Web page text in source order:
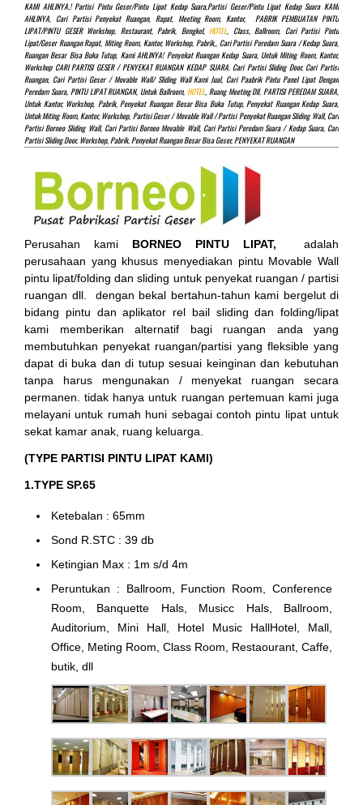
KAMI AHLINYA.! Partisi Pintu Geser/pintu Lipat Kedap Suara,partisi Geser/pintu Lipat Kedap Suara KAMI
AHLINYA, Cari Partisi Penyekat Ruangan, Rapat, Meeting Room, Kantor, PABRIK PEMBUATAN PINTU
LIPAT/PINTU GESER Workshop, Restaurant, Pabrik, Bengkel,HOTEL, Class, Ballroom, Cari Partisi Pintu
Lipat/Geser Ruangan Rapat, Miting Room, Kantor, Workshop, Pabrik,, Cari Partisi Peredam Suara / Kedap Suara,
Ruangan Besar Bisa Buka Tutup, Kami AHLINYA! Penyekat Ruangan Kedap Suara, Untuk Miting Room, Kantor,
Workshop CARI PARTISI GESER / PENYEKAT RUANGAN KEDAP SUARA. Cari Partisi Sliding Door, Cari Partisi
Ruangan, Cari Partisi Geser / Movable Wall/ Sliding Wall Kami Jual, Cari Paabrik Pintu Panel Lipat Dengan
Peredam Suara, PINTU LIPAT RUANGAN, Untuk Ballroom, HOTEL, Ruang Meeting Dll. PARTISI PEREDAM SUARA,
Untuk Kantor, Workshop, Pabrik, Penyekat Ruangan Besar Bisa Buka Tutup, Penyekat Ruangan Kedap Suara,
Untuk Miting Room, Kantor, Workshop, Partisi Geser / Movable Wall / Partisi Penyekat Ruangan Sliding Wall, Cari
Partisi Borneo Sliding Wall, Cari Partisi Borneo Movable Wall, Cari Partisi Peredam Suara / Kedap Suara, Cari
Partisi Sliding Door, Workshop, Pabrik, Penyekat Ruangan Besar Bisa Geser, PENYEKAT RUANGAN
Perusahan kami BORNEO PINTU LIPAT, adalah
perusahaan yang khusus menyediakan pintu Movable Wall
pintu lipat/folding dan sliding untuk penyekat ruangan / partisi
ruangan dll. dengan bekal bertahun-tahun kami bergelut di
bidang pintu dan aplikator rel bail sliding dan folding/lipat
kami memberikan alternatif bagi ruangan anda yang
membutuhkan penyekat ruangan/partisi yang fleksible yang
dapat di buka dan di tutup sesuai keinginan dan kebutuhan
tanpa harus mengunakan / menyekat ruangan secara
permanen. tidak hanya untuk ruangan pertemuan kami juga
melayani untuk rumah huni sebagai contoh pintu lipat untuk
sekat kamar anak, ruang keluarga.
(TYPE PARTISI PINTU LIPAT KAMI)
1.TYPE SP.65
Ketebalan : 65mm
Sond R.STC : 39 db
Ketingian Max : 1m s/d 4m
Peruntukan : Ballroom, Function Room, Conference
Room, Banquette Hals, Musicc Hals, Ballroom,
Auditorium, Mini Hall, Hotel Music HallHotel, Mall,
Office, Meting Room, Class Room, Restaourant, Caffe,
butik, dll